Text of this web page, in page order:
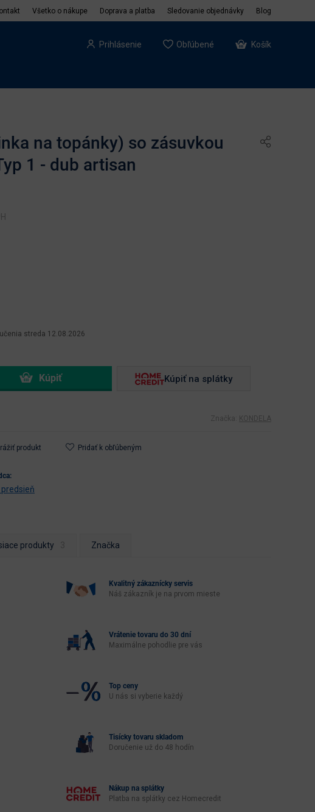
Všetko o nákupe Doprava a platba Sledovanie objednávky Blog
Prihlásenie Obľúbené Košík
na topánky) so zásuvkou
1 - dub artisan
streda 12.08.2026
Kúpiť na splátky
Značka: KONDELA
produkt Pridať k obľúbeným
produkty Značka
Kvalitný zákaznícky servis
Náš zákazník je na prvom mieste
Vrátenie tovaru do 30 dní
Maximálne pohodlie pre vás
Top ceny
U nás si vyberie každý
Tisícky tovaru skladom
Doručenie už do 48 hodín
Nákup na splátky
Platba na splátky cez Homecredit